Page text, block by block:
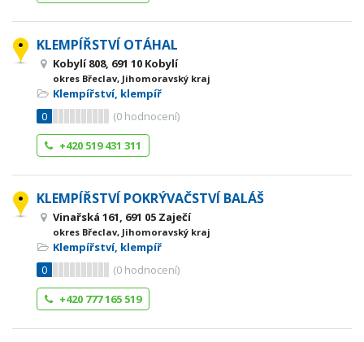
KLEMPÍŘSTVÍ OTÁHAL
Kobylí 808, 691 10 Kobylí
okres Břeclav, Jihomoravský kraj
Klempířství, klempíř
0
(0 hodnocení)
+420 519 431 311
KLEMPÍŘSTVÍ POKRÝVAČSTVÍ BALÁŠ
Vinařská 161, 691 05 Zaječí
okres Břeclav, Jihomoravský kraj
Klempířství, klempíř
0
(0 hodnocení)
+420 777 165 519